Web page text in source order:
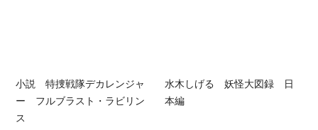
小説 特捜戦隊デカレンジャ
ー フルブラスト・ラビリン
ス
水木しげる 妖怪大図録 日
本編